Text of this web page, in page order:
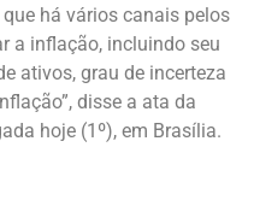
há vários canais pelos
a inflação, incluindo seu
ativos, grau de incerteza
disse a ata da
hoje (1º), em Brasília.